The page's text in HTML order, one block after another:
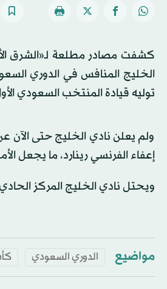
كشفت مصادر مطلعة لـ«الشرق
الخليج المنافس في الدوري
توليه قيادة المنتخب السعودي
ولم يعلن نادي الخليج حتى الآن
إعفاء الفرنسي رينارد، ما يجعل
ويحتل نادي الخليج المركز الحادي عشر في ترتيب
مواضيع الدوري السعودي